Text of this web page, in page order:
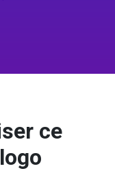
ce